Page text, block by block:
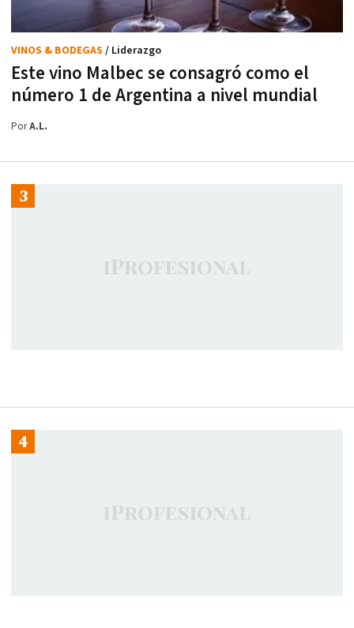
Este vino Malbec se consagró como el
número 1 de Argentina a nivel mundial
VINOS & BODEGAS / Liderazgo
PorA.L.